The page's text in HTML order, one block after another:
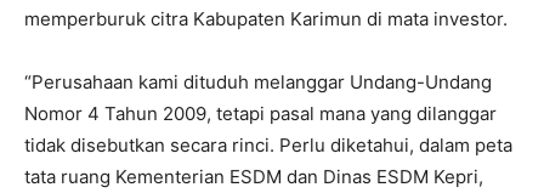
memperburuk citra Kabupaten Karimun di mata investor.
“Perusahaan kami dituduh melanggar Undang-Undang
Nomor 4 Tahun 2009, tetapi pasal mana yang dilanggar
tidak disebutkan secara rinci. Perlu diketahui, dalam peta
tata ruang Kementerian ESDM dan Dinas ESDM Kepri,